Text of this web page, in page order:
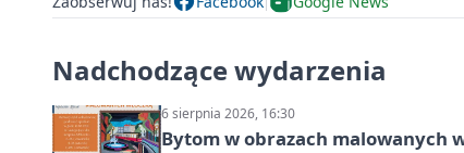
Nadchodzące wydarzenia
6 sierpnia 2026, 16:30
Bytom w obrazach malowanych